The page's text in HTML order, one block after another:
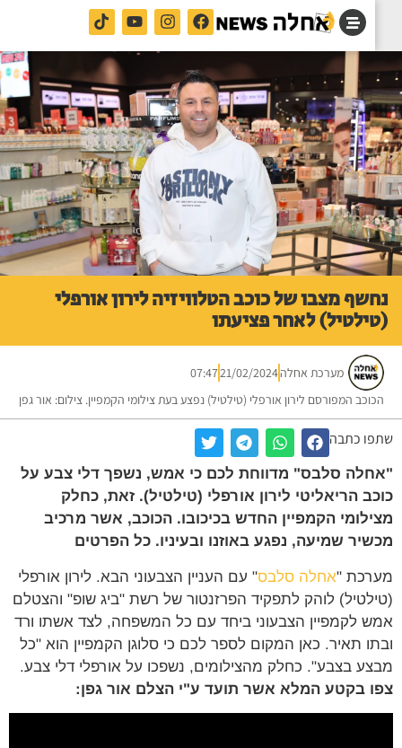
מצבו של כוכב הטלוויזיה לירון אורפלי
לאחר פציעתו
מערכת אחלה 21/02/2024
07:47
המפורסם לירון אורפלי (טילטיל) נפצע בעת צילומי הקמפיין. צילום: אור גפן
כתבה
סלבס" מדווחת לכם כי אמש, נשפך דלי צבע על
הריאליטי לירון אורפלי (טילטיל). זאת, כחלק
הקמפיין החדש בכיכובו. הכוכב, אשר מרכיב
שמיעה, נפגע באוזנו ובעיניו. כל הפרטים
"אחלה סלבס" עם העניין הצבעוני הבא. לירון אורפלי
לוהק לתפקיד הפרזנטור של רשת "ביג שופ" והצטלם
לקמפיין הצבעוני ביחד עם כל המשפחה, לצד אשתו ורד
תאיר. כאן המקום לספר לכם כי סלוגן הקמפיין הוא "כל
בצבע". כחלק מהצילומים, נשפכו על אורפלי דלי צבע.
בקטע המלא אשר תועד ע"י הצלם אור גפן: